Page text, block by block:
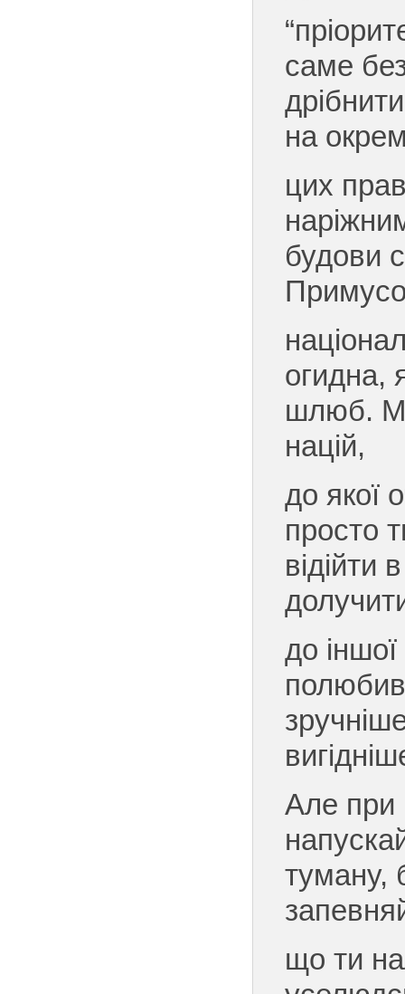
саме
на
цих
будови
огидна,
шлюб.
націй,
до якої
просто
відійти
до іншої
Але при
туману,
що ти